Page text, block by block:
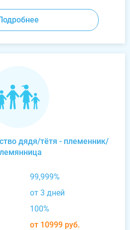
дядя/тётя - племенник/
99,999%
от 3 дней
100%
от 10999 руб.